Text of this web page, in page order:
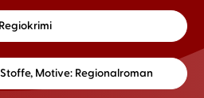
Regiokrimi
Motive: Regionalroman